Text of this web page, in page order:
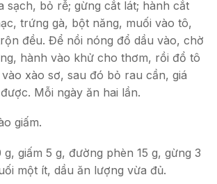
sạch, bỏ rễ; gừng cắt lát; hành cắt
trứng gà, bột năng, muối vào tô,
đều. Để nồi nóng đổ dầu vào, chờ
hành vào khử cho thơm, rồi đổ tô
xào sơ, sau đó bỏ rau cần, giá
Mỗi ngày ăn hai lần.
giấm.
g, giấm 5 g, đường phèn 15 g, gừng 3
một ít, dầu ăn lượng vừa đủ.